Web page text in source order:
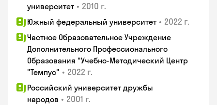
университет • 2010 г.
Южный федеральный университет • 2022 г.
Частное Образовательное Учреждение
Дополнительного Профессионального
Образования "Учебно-Методический Центр
"Темпус" • 2022 г.
Российский университет дружбы
народов • 2001 г.